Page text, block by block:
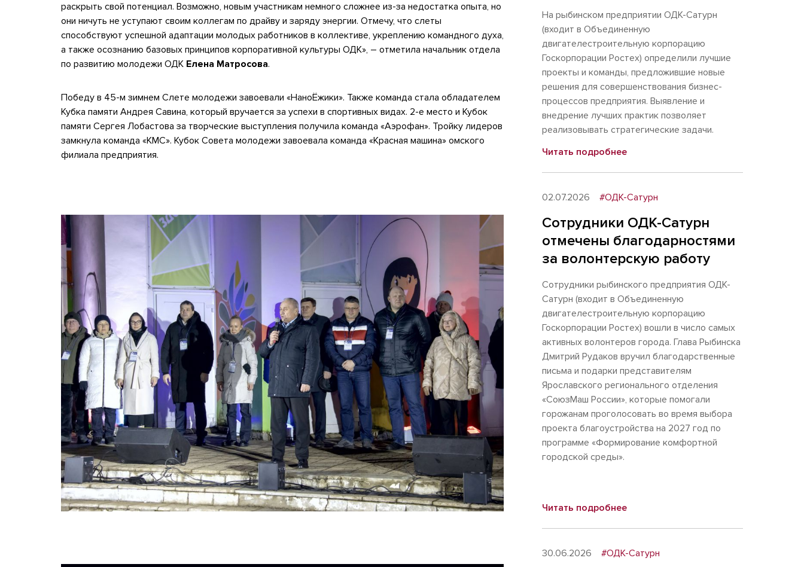
раскрыть свой потенциал. Возможно, новым участникам немного сложнее из-за недостатка опыта, но
они ничуть не уступают своим коллегам по драйву и заряду энергии. Отмечу, что слеты
способствуют успешной адаптации молодых работников в коллективе, укреплению командного духа,
а также осознанию базовых принципов корпоративной культуры ОДК», – отметила начальник отдела
по развитию молодежи ОДК Елена Матросова.
Победу в 45-м зимнем Слете молодежи завоевали «НаноЁжики». Также команда стала обладателем
Кубка памяти Андрея Савина, который вручается за успехи в спортивных видах. 2-е место и Кубок
памяти Сергея Лобастова за творческие выступления получила команда «Аэрофан». Тройку лидеров
замкнула команда «КМС». Кубок Совета молодежи завоевала команда «Красная машина» омского
филиала предприятия.
На рыбинском предприятии ОДК-Сатурн
(входит в Объединенную
двигателестроительную корпорацию
Госкорпорации Ростех) определили лучшие
проекты и команды, предложившие новые
решения для совершенствования бизнес-
процессов предприятия. Выявление и
внедрение лучших практик позволяет
реализовывать стратегические задачи.
Читать подробнее
02.07.2026 #ОДК-Сатурн
Сотрудники ОДК-Сатурн
отмечены благодарностями
за волонтерскую работу
Сотрудники рыбинского предприятия ОДК-
Сатурн (входит в Объединенную
двигателестроительную корпорацию
Госкорпорации Ростех) вошли в число самых
активных волонтеров города. Глава Рыбинска
Дмитрий Рудаков вручил благодарственные
письма и подарки представителям
Ярославского регионального отделения
«СоюзМаш России», которые помогали
горожанам проголосовать во время выбора
проекта благоустройства на 2027 год по
программе «Формирование комфортной
городской среды».
Читать подробнее
30.06.2026 #ОДК-Сатурн